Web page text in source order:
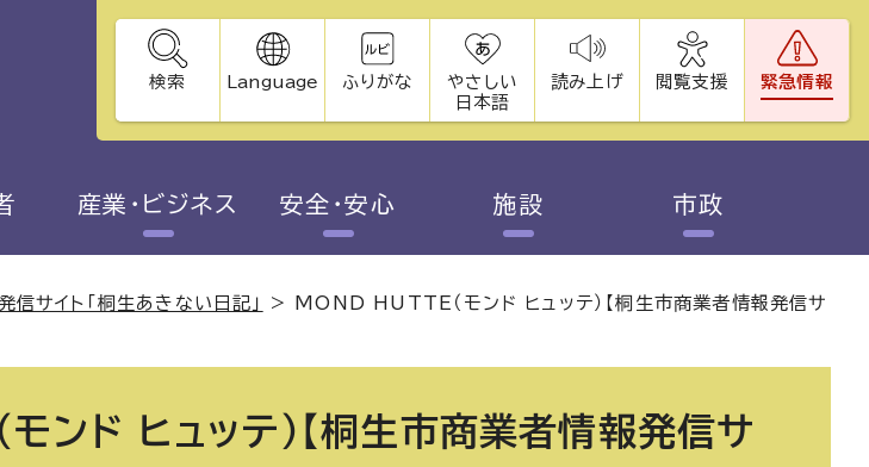
検索 Language ふりがな
やさしい
日本語
読み上げ 閲覧支援 緊急情報
産業・ビジネス 安全・安心 施設 市政
サイト「桐生あきない日記」 >
MOND HUTTE（モンド ヒュッテ）【桐生市商業者情報発信サ
ンド ヒュッテ）【桐生市商業者情報発信サ